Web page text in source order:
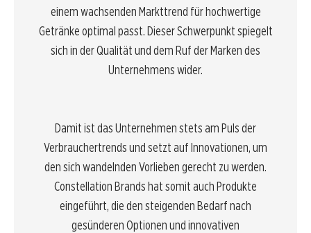
einem wachsenden Markttrend für hochwertige
Getränke optimal passt. Dieser Schwerpunkt spiegelt
sich in der Qualität und dem Ruf der Marken des
Unternehmens wider.
Damit ist das Unternehmen stets am Puls der
Verbrauchertrends und setzt auf Innovationen, um
den sich wandelnden Vorlieben gerecht zu werden.
Constellation Brands hat somit auch Produkte
eingeführt, die den steigenden Bedarf nach
gesünderen Optionen und innovativen